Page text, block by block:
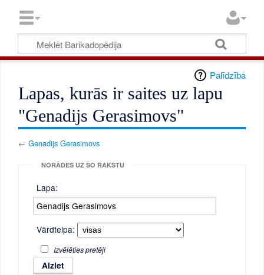
Palīdzība
Lapas, kurās ir saites uz lapu
"Genadijs Gerasimovs"
←Genadijs Gerasimovs
NORĀDES UZ ŠO RAKSTU
Lapa:
Vārdtelpa:
Izvēlēties pretēji